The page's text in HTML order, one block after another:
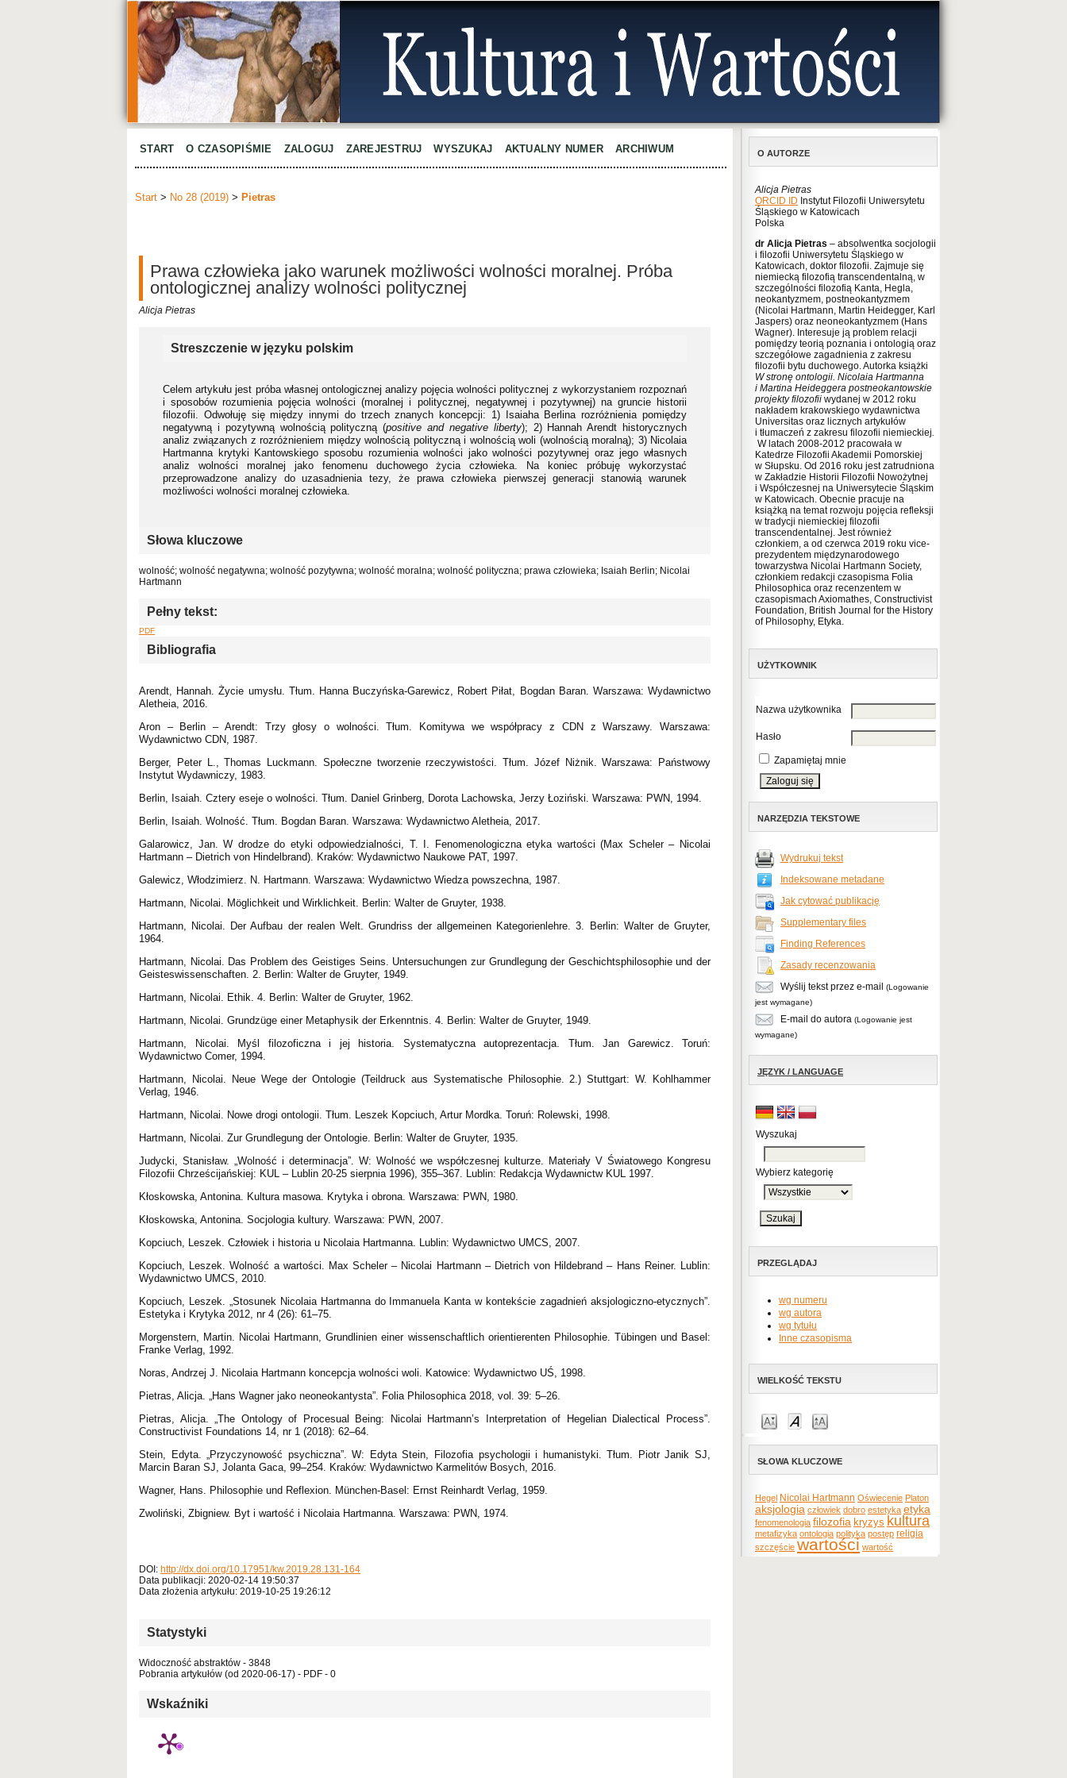
O AUTORZE
Alicja Pietras
ORCID ID Instytut Filozofii Uniwersytetu
Śląskiego w Katowicach
Polska
dr Alicja Pietras – absolwentka socjologii
i filozofii Uniwersytetu Śląskiego w
Katowicach, doktor filozofii. Zajmuje się
niemiecką filozofią transcendentalną, w
szczególności filozofią Kanta, Hegla,
neokantyzmem, postneokantyzmem
(Nicolai Hartmann, Martin Heidegger, Karl
Jaspers) oraz neoneokantyzmem (Hans
Wagner). Interesuje ją problem relacji
pomiędzy teorią poznania i ontologią oraz
szczegółowe zagadnienia z zakresu
filozofii bytu duchowego. Autorka książki
W stronę ontologii. Nicolaia Hartmanna
i Martina Heideggera postneokantowskie
projekty filozofii wydanej w 2012 roku
nakładem krakowskiego wydawnictwa
Universitas oraz licznych artykułów
i tłumaczeń z zakresu filozofii niemieckiej.
W latach 2008-2012 pracowała w
Katedrze Filozofii Akademii Pomorskiej
w Słupsku. Od 2016 roku jest zatrudniona
w Zakładzie Historii Filozofii Nowożytnej
i Współczesnej na Uniwersytecie Śląskim
w Katowicach. Obecnie pracuje na
książką na temat rozwoju pojęcia refleksji
w tradycji niemieckiej filozofii
transcendentalnej. Jest również
członkiem, a od czerwca 2019 roku vice-
prezydentem międzynarodowego
towarzystwa Nicolai Hartmann Society,
członkiem redakcji czasopisma Folia
Philosophica oraz recenzentem w
czasopismach Axiomathes, Constructivist
Foundation, British Journal for the History
of Philosophy, Etyka.
UŻYTKOWNIK
Nazwa użytkownika
Hasło
Zapamiętaj mnie
NARZĘDZIA TEKSTOWE
Wydrukuj tekst
Indeksowane metadane
Jak cytować publikację
Supplementary files
Finding References
Zasady recenzowania
Wyślij tekst przez e-mail
(Logowanie
jest wymagane)
E-mail do autora (Logowanie jest
wymagane)
JĘZYK / LANGUAGE
Wyszukaj
Wybierz kategorię
PRZEGLĄDAJ
wg numeru
wg autora
wg tytułu
Inne czasopisma
WIELKOŚĆ TEKSTU
SŁOWA KLUCZOWE
Hegel Nicolai Hartmann Oświecenie Platon
aksjologia człowiek dobro estetyka etyka
fenomenologia filozofia kryzys kultura
metafizyka ontologia polityka postęp religia
szczęście wartości wartość
START O CZASOPIŚMIE ZALOGUJ ZAREJESTRUJ WYSZUKAJ AKTUALNY NUMER ARCHIWUM
Start > No 28 (2019) > Pietras
Prawa człowieka jako warunek możliwości wolności moralnej. Próba
ontologicznej analizy wolności politycznej
Alicja Pietras
Streszczenie w języku polskim
Celem artykułu jest próba własnej ontologicznej analizy pojęcia wolności politycznej z wykorzystaniem rozpoznań
i sposobów rozumienia pojęcia wolności (moralnej i politycznej, negatywnej i pozytywnej) na gruncie historii
filozofii. Odwołuję się między innymi do trzech znanych koncepcji: 1) Isaiaha Berlina rozróżnienia pomiędzy
negatywną i pozytywną wolnością polityczną (positive and negative liberty); 2) Hannah Arendt historycznych
analiz związanych z rozróżnieniem między wolnością polityczną i wolnością woli (wolnością moralną); 3) Nicolaia
Hartmanna krytyki Kantowskiego sposobu rozumienia wolności jako wolności pozytywnej oraz jego własnych
analiz wolności moralnej jako fenomenu duchowego życia człowieka. Na koniec próbuję wykorzystać
przeprowadzone analizy do uzasadnienia tezy, że prawa człowieka pierwszej generacji stanowią warunek
możliwości wolności moralnej człowieka.
Słowa kluczowe
wolność; wolność negatywna; wolność pozytywna; wolność moralna; wolność polityczna; prawa człowieka; Isaiah Berlin; Nicolai
Hartmann
Pełny tekst:
PDF
Bibliografia
Arendt, Hannah. Życie umysłu. Tłum. Hanna Buczyńska-Garewicz, Robert Piłat, Bogdan Baran. Warszawa: Wydawnictwo
Aletheia, 2016.
Aron – Berlin – Arendt: Trzy głosy o wolności. Tłum. Komitywa we współpracy z CDN z Warszawy. Warszawa:
Wydawnictwo CDN, 1987.
Berger, Peter L., Thomas Luckmann. Społeczne tworzenie rzeczywistości. Tłum. Józef Niżnik. Warszawa: Państwowy
Instytut Wydawniczy, 1983.
Berlin, Isaiah. Cztery eseje o wolności. Tłum. Daniel Grinberg, Dorota Lachowska, Jerzy Łoziński. Warszawa: PWN, 1994.
Berlin, Isaiah. Wolność. Tłum. Bogdan Baran. Warszawa: Wydawnictwo Aletheia, 2017.
Galarowicz, Jan. W drodze do etyki odpowiedzialności, T. I. Fenomenologiczna etyka wartości (Max Scheler – Nicolai
Hartmann – Dietrich von Hindelbrand). Kraków: Wydawnictwo Naukowe PAT, 1997.
Galewicz, Włodzimierz. N. Hartmann. Warszawa: Wydawnictwo Wiedza powszechna, 1987.
Hartmann, Nicolai. Möglichkeit und Wirklichkeit. Berlin: Walter de Gruyter, 1938.
Hartmann, Nicolai. Der Aufbau der realen Welt. Grundriss der allgemeinen Kategorienlehre. 3. Berlin: Walter de Gruyter,
1964.
Hartmann, Nicolai. Das Problem des Geistiges Seins. Untersuchungen zur Grundlegung der Geschichtsphilosophie und der
Geisteswissenschaften. 2. Berlin: Walter de Gruyter, 1949.
Hartmann, Nicolai. Ethik. 4. Berlin: Walter de Gruyter, 1962.
Hartmann, Nicolai. Grundzüge einer Metaphysik der Erkenntnis. 4. Berlin: Walter de Gruyter, 1949.
Hartmann, Nicolai. Myśl filozoficzna i jej historia. Systematyczna autoprezentacja. Tłum. Jan Garewicz. Toruń:
Wydawnictwo Comer, 1994.
Hartmann, Nicolai. Neue Wege der Ontologie (Teildruck aus Systematische Philosophie. 2.) Stuttgart: W. Kohlhammer
Verlag, 1946.
Hartmann, Nicolai. Nowe drogi ontologii. Tłum. Leszek Kopciuch, Artur Mordka. Toruń: Rolewski, 1998.
Hartmann, Nicolai. Zur Grundlegung der Ontologie. Berlin: Walter de Gruyter, 1935.
Judycki, Stanisław. „Wolność i determinacja”. W: Wolność we współczesnej kulturze. Materiały V Światowego Kongresu
Filozofii Chrześcijańskiej: KUL – Lublin 20-25 sierpnia 1996), 355–367. Lublin: Redakcja Wydawnictw KUL 1997.
Kłoskowska, Antonina. Kultura masowa. Krytyka i obrona. Warszawa: PWN, 1980.
Kłoskowska, Antonina. Socjologia kultury. Warszawa: PWN, 2007.
Kopciuch, Leszek. Człowiek i historia u Nicolaia Hartmanna. Lublin: Wydawnictwo UMCS, 2007.
Kopciuch, Leszek. Wolność a wartości. Max Scheler – Nicolai Hartmann – Dietrich von Hildebrand – Hans Reiner. Lublin:
Wydawnictwo UMCS, 2010.
Kopciuch, Leszek. „Stosunek Nicolaia Hartmanna do Immanuela Kanta w kontekście zagadnień aksjologiczno-etycznych”.
Estetyka i Krytyka 2012, nr 4 (26): 61–75.
Morgenstern, Martin. Nicolai Hartmann, Grundlinien einer wissenschaftlich orientierenten Philosophie. Tübingen und Basel:
Franke Verlag, 1992.
Noras, Andrzej J. Nicolaia Hartmann koncepcja wolności woli. Katowice: Wydawnictwo UŚ, 1998.
Pietras, Alicja. „Hans Wagner jako neoneokantysta”. Folia Philosophica 2018, vol. 39: 5–26.
Pietras, Alicja. „The Ontology of Procesual Being: Nicolai Hartmann’s Interpretation of Hegelian Dialectical Process”.
Constructivist Foundations 14, nr 1 (2018): 62–64.
Stein, Edyta. „Przyczynowość psychiczna”. W: Edyta Stein, Filozofia psychologii i humanistyki. Tłum. Piotr Janik SJ,
Marcin Baran SJ, Jolanta Gaca, 99–254. Kraków: Wydawnictwo Karmelitów Bosych, 2016.
Wagner, Hans. Philosophie und Reflexion. München-Basel: Ernst Reinhardt Verlag, 1959.
Zwoliński, Zbigniew. Byt i wartość i Nicolaia Hartmanna. Warszawa: PWN, 1974.
DOI: http://dx.doi.org/10.17951/kw.2019.28.131-164
Data publikacji: 2020-02-14 19:50:37
Data złożenia artykułu: 2019-10-25 19:26:12
Statystyki
Widoczność abstraktów - 3848
Pobrania artykułów (od 2020-06-17) - PDF - 0
Wskaźniki